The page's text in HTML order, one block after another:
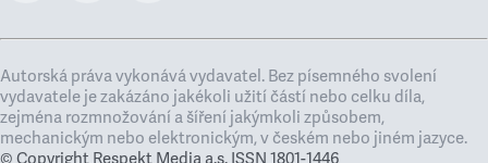
Autorská práva vykonává vydavatel. Bez písemného svolení
vydavatele je zakázáno jakékoli užití částí nebo celku díla,
zejména rozmnožování a šíření jakýmkoli způsobem,
mechanickým nebo elektronickým, v českém nebo jiném jazyce.
© Copyright Respekt Media a.s. ISSN 1801-1446